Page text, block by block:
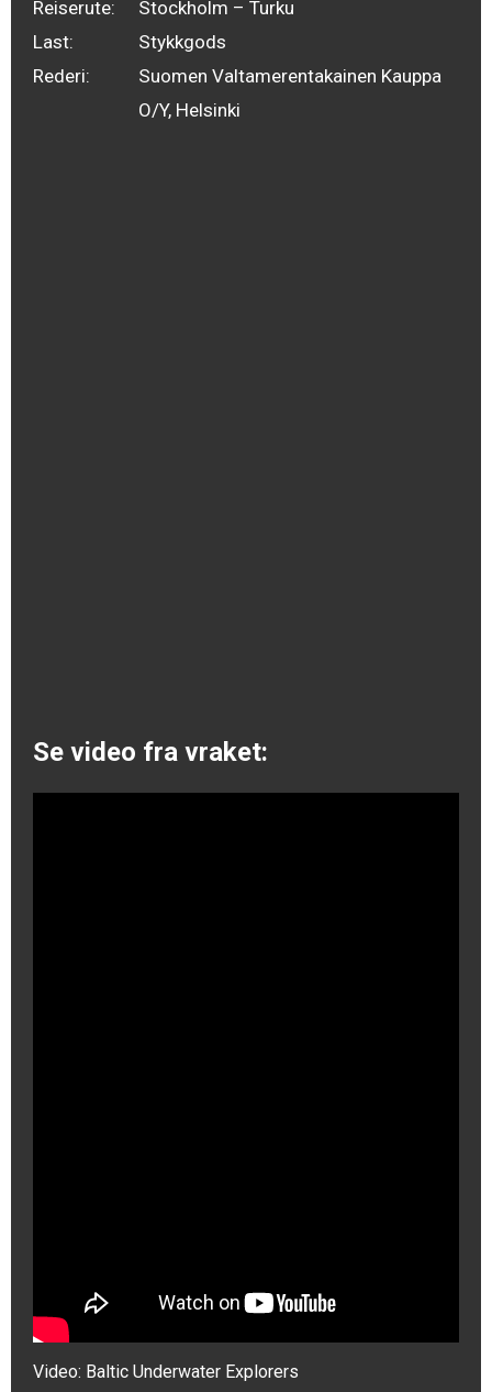
Reiserute:
Stockholm – Turku
Last:
Stykkgods
Rederi:
Suomen Valtamerentakainen Kauppa
O/Y, Helsinki
Se video fra vraket:
Video: Baltic Underwater Explorers